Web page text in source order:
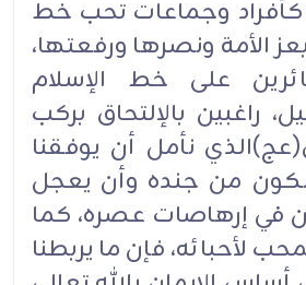
كأفراد وجماعات تحب خط
الأمة ونصرها ورفعتها،
على خط الإسلام
راغبين بالإلتحاق بركب
نأمل أن يوفقنا
نكون من جنده وأن يعجل
في إرهاصات عصره، كما
لأحبائه، فإن ما يربطنا